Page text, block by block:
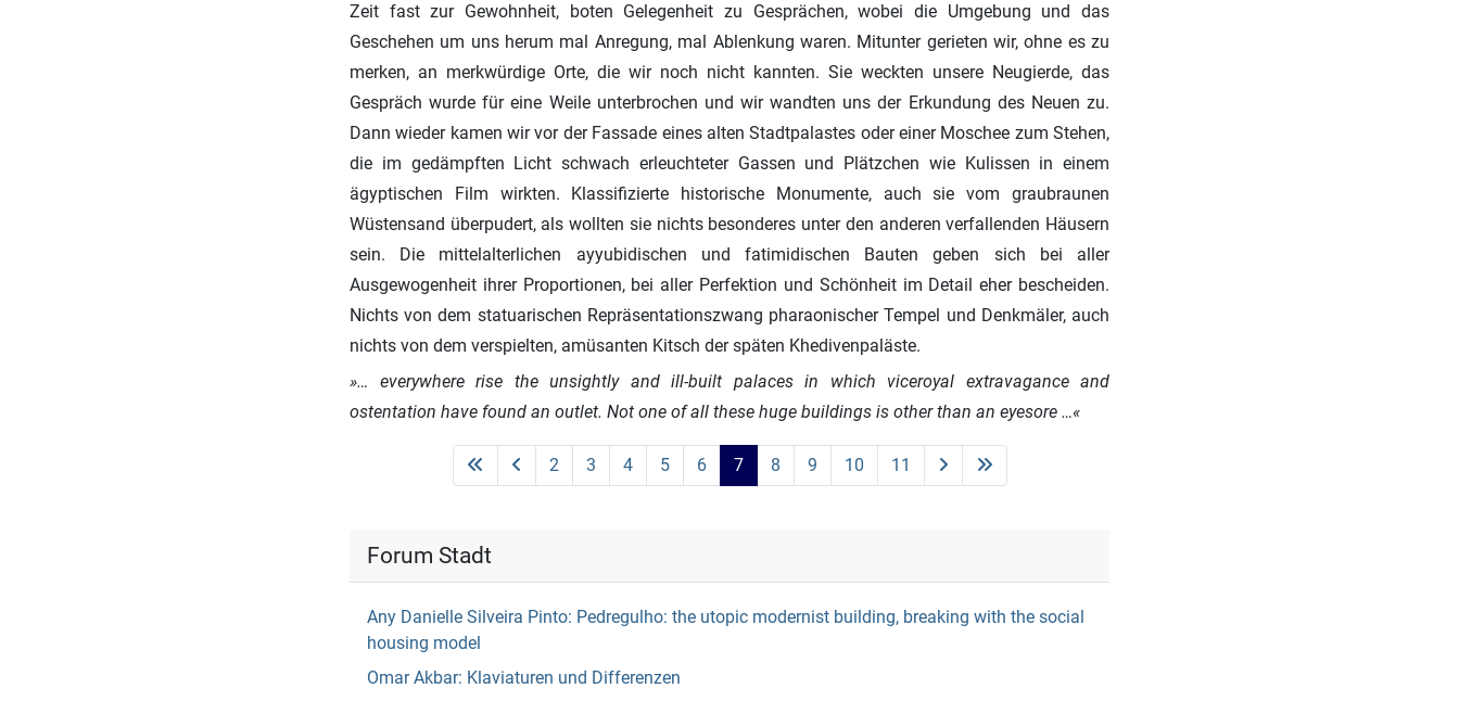
Zeit fast zur Gewohnheit, boten Gelegenheit zu Gesprächen, wobei die Umgebung und das
Geschehen um uns herum mal Anregung, mal Ablenkung waren. Mitunter gerieten wir, ohne es zu
merken, an merkwürdige Orte, die wir noch nicht kannten. Sie weckten unsere Neugierde, das
Gespräch wurde für eine Weile unterbrochen und wir wandten uns der Erkundung des Neuen zu.
Dann wieder kamen wir vor der Fassade eines alten Stadtpalastes oder einer Moschee zum Stehen,
die im gedämpften Licht schwach erleuchteter Gassen und Plätzchen wie Kulissen in einem
ägyptischen Film wirkten. Klassifizierte historische Monumente, auch sie vom graubraunen
Wüstensand überpudert, als wollten sie nichts besonderes unter den anderen verfallenden Häusern
sein. Die mittelalterlichen ayyubidischen und fatimidischen Bauten geben sich bei aller
Ausgewogenheit ihrer Proportionen, bei aller Perfektion und Schönheit im Detail eher bescheiden.
Nichts von dem statuarischen Repräsentationszwang pharaonischer Tempel und Denkmäler, auch
nichts von dem verspielten, amüsanten Kitsch der späten Khedivenpaläste.
»… everywhere rise the unsightly and ill-built palaces in which viceroyal extravagance and
ostentation have found an outlet. Not one of all these huge buildings is other than an eyesore …«
2 3 4 5 6 7 8 9 10 11
Forum Stadt
Any Danielle Silveira Pinto: Pedregulho: the utopic modernist building, breaking with the social
housing model
Omar Akbar: Klaviaturen und Differenzen